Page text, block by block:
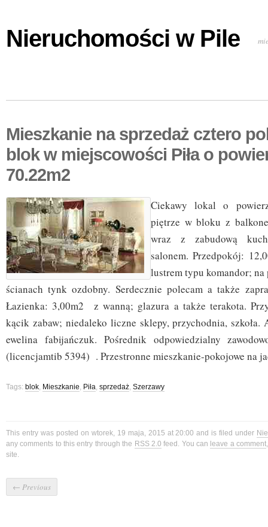
Nieruchomości w Pile
Mieszkanie na sprzedaż cztero
blok w miejscowości Piła o
70.22m2
Ciekawy lokal o
piętrze w bloku z
wraz z zabudową
salonem. Przedpokój:
lustrem typu komandor; na
ścianach tynk ozdobny. Serdecznie polecam a także
Łazienka: 3,00m2 z wanną; glazura a także terakota.
kącik zabaw; niedaleko liczne sklepy, przychodnia, szkoła.
ewelina fabijańczuk. Pośrednik odpowiedzialny
(licencjamtib 5394) . Przestronne mieszkanie-pokojowe na
Tags: blok, Mieszkanie, Piła, sprzedaż, Szerzawy
This entry was posted on wtorek, 19 maja, 2015 at 20:00 and is filed under
any comments to this entry through the RSS 2.0 feed. You can leave a comment
site.
← Previous